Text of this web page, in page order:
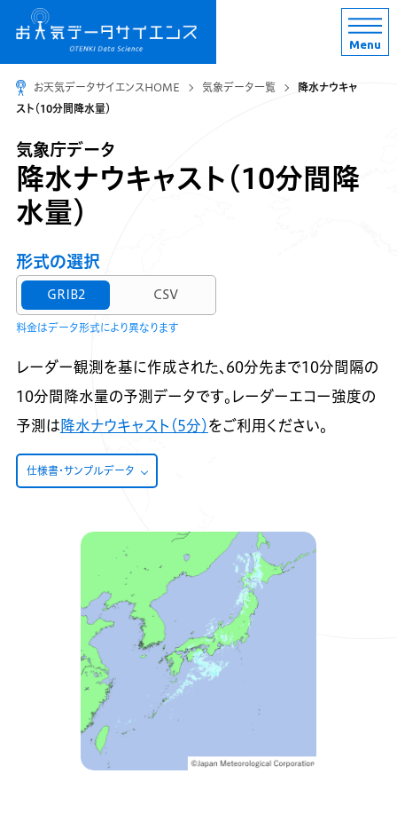
Menu
お天気データサイエンスHOME 気象データ一覧
降水ナウキャ
スト（10分間降水量）
気象庁データ
降水ナウキャスト（10分間降
水量）
形式の選択
GRIB2 CSV
料金はデータ形式により異なります
レーダー観測を基に作成された、60分先まで10分間隔の
10分間降水量の予測データです。レーダーエコー強度の
予測は降水ナウキャスト（5分）をご利用ください。
仕様書・サンプルデータ